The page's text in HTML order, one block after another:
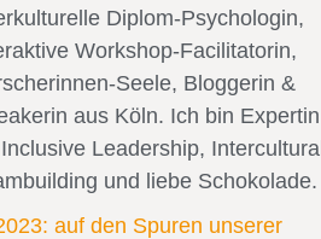
Diplom-Psychologin,
Workshop-Facilitatorin,
Seele, Bloggerin &
aus Köln. Ich bin Expertin
Leadership, Intercultural
und liebe Schokolade.
auf den Spuren unserer